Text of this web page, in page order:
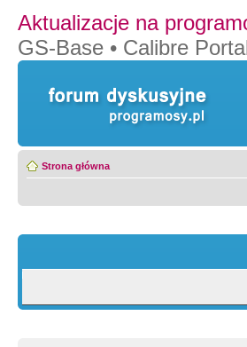
Aktualizacje na
GS-Base • Calibre
Strona główna